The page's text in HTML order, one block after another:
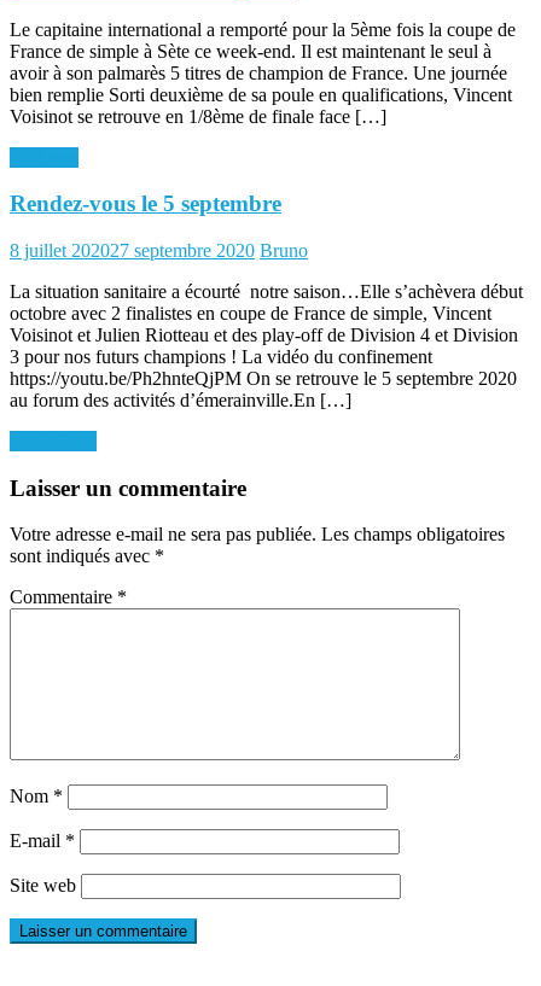
Le capitaine international a remporté pour la 5ème fois la coupe de
France de simple à Sète ce week-end. Il est maintenant le seul à
avoir à son palmarès 5 titres de champion de France. Une journée
bien remplie Sorti deuxième de sa poule en qualifications, Vincent
Voisinot se retrouve en 1/8ème de finale face […]
Rendez-vous le 5 septembre
Posted
8 juillet 202027 septembre 2020 Author
Bruno
La situation sanitaire a écourté notre saison…Elle s’achèvera début
octobre avec 2 finalistes en coupe de France de simple, Vincent
Voisinot et Julien Riotteau et des play-off de Division 4 et Division
3 pour nos futurs champions ! La vidéo du confinement
https://youtu.be/Ph2hnteQjPM On se retrouve le 5 septembre 2020
au forum des activités d’émerainville.En […]
Navigation
de
Laisser un commentaire
Votre adresse e-mail ne sera pas publiée. Les champs obligatoires
sont indiqués avec *
Commentaire *
Nom *
E-mail *
Site web